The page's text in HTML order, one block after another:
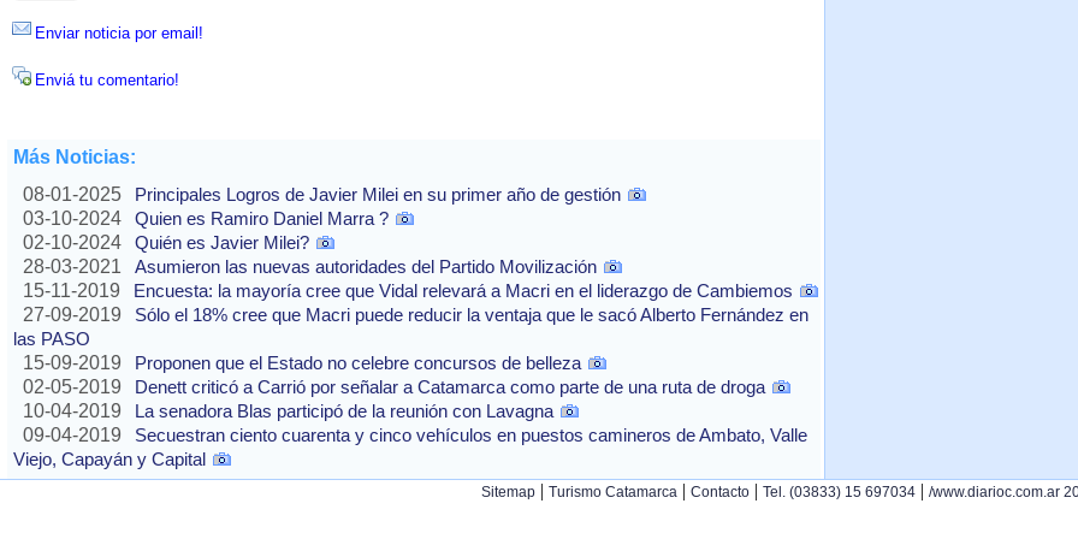
Enviar noticia por email!
Enviá tu comentario!
Más Noticias:
08-01-2025
Principales Logros de Javier Milei en su primer año de gestión
03-10-2024
Quien es Ramiro Daniel Marra ?
02-10-2024
Quién es Javier Milei?
28-03-2021
Asumieron las nuevas autoridades del Partido Movilización
15-11-2019
Encuesta: la mayoría cree que Vidal relevará a Macri en el liderazgo de Cambiemos
27-09-2019
Sólo el 18% cree que Macri puede reducir la ventaja que le sacó Alberto Fernández en
las PASO
15-09-2019
Proponen que el Estado no celebre concursos de belleza
02-05-2019
Denett criticó a Carrió por señalar a Catamarca como parte de una ruta de droga
10-04-2019
La senadora Blas participó de la reunión con Lavagna
09-04-2019
Secuestran ciento cuarenta y cinco vehículos en puestos camineros de Ambato, Valle
Viejo, Capayán y Capital
Sitemap | Turismo Catamarca | Contacto | Tel. (03833) 15 697034 | /www.diarioc.com.ar